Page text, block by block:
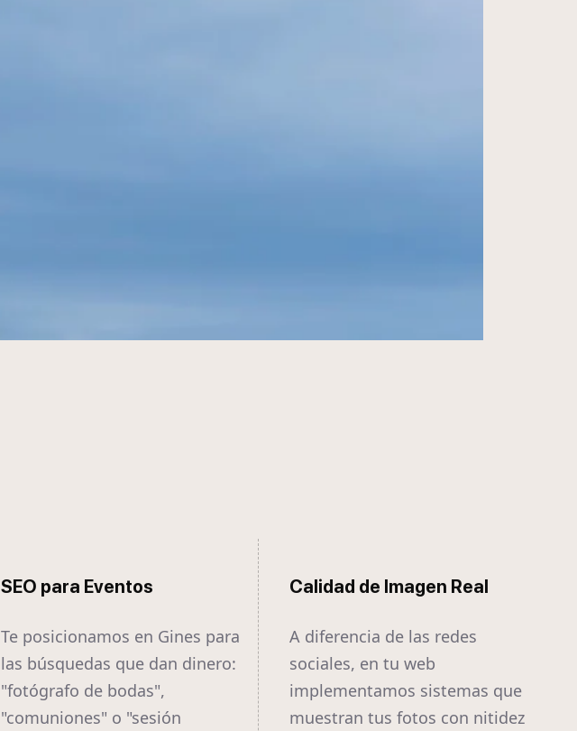
SEO para Eventos
Te posicionamos en Gines para
las búsquedas que dan dinero:
"fotógrafo de bodas",
"comuniones" o "sesión
Calidad de Imagen Real
A diferencia de las redes
sociales, en tu web
implementamos sistemas que
muestran tus fotos con nitidez